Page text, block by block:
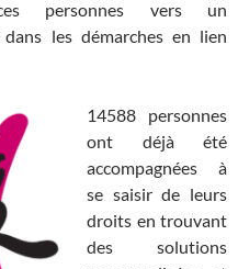
personnes vers un
dans les démarches en lien
14588 personnes
ont déjà été
accompagnées à
se saisir de leurs
droits en trouvant
des solutions